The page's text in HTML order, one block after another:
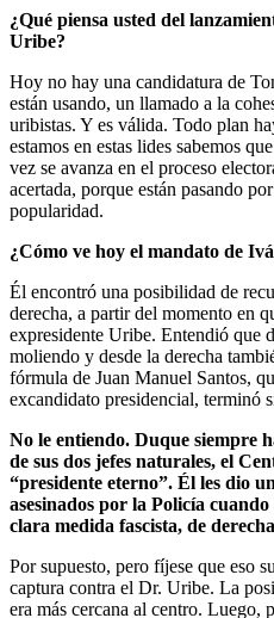
¿Qué piensa usted del
Uribe?
Hoy no hay una candidatura de
están usando, un llamado a la
uribistas. Y es válida. Todo plan
estamos en estas lides sabemos
vez se avanza en el proceso
acertada, porque están pasando
popularidad.
¿Cómo ve hoy el mandato de
Él encontró una posibilidad de
derecha, a partir del momento en
expresidente Uribe. Entendió que
moliendo y desde la derecha
fórmula de Juan Manuel Santos,
excandidato presidencial, terminó
No le entiendo. Duque siempre
de sus dos jefes naturales, el
“presidente eterno”. Él les dio
asesinados por la Policía
clara medida fascista, de
Por supuesto, pero fíjese que eso
captura contra el Dr. Uribe. La
era más cercana al centro. Luego,